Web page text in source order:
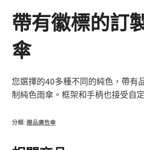
帶有徽標的訂
傘
您選擇的40多種不同的純色，帶有
制純色雨傘。框架和手柄也接受自
分類: 贈品廣告傘